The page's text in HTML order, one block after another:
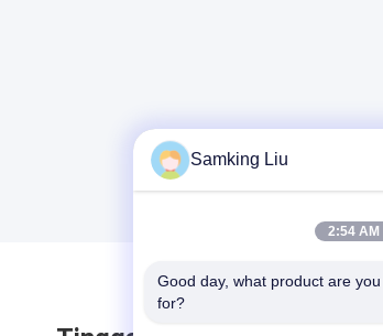
Samking Liu
2:54 AM
Good day, what product are
for?